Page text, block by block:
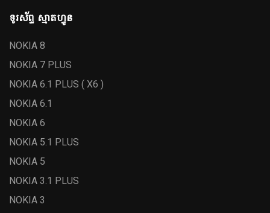
ទូរស័ព្ទ ស្មាតហ្វូន
NOKIA 8
NOKIA 7 PLUS
NOKIA 6.1 PLUS ( X6 )
NOKIA 6.1
NOKIA 6
NOKIA 5.1 PLUS
NOKIA 5
NOKIA 3.1 PLUS
NOKIA 3